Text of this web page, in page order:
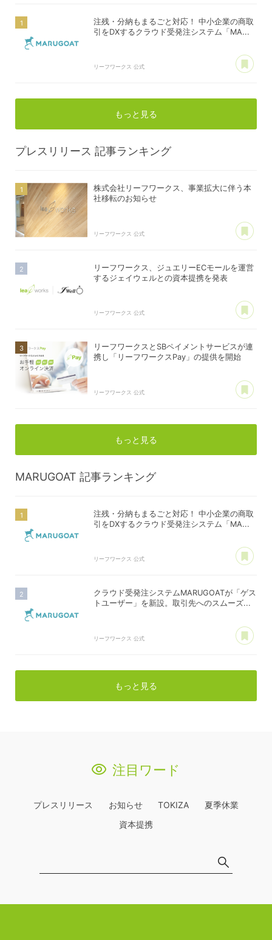
注残・分納もまるごと対応！ 中小企業の商取
引をDXするクラウド受発注システム「MA...
リーフワークス 公式
もっと見る
プレスリリース 記事ランキング
株式会社リーフワークス、事業拡大に伴う本
社移転のお知らせ
リーフワークス 公式
リーフワークス、ジュエリーECモールを運営
するジェイウェルとの資本提携を発表
リーフワークス 公式
リーフワークスとSBペイメントサービスが連
携し「リーフワークスPay」の提供を開始
リーフワークス 公式
もっと見る
MARUGOAT 記事ランキング
注残・分納もまるごと対応！ 中小企業の商取
引をDXするクラウド受発注システム「MA...
リーフワークス 公式
クラウド受発注システムMARUGOATが「ゲス
トユーザー」を新設。取引先へのスムーズ...
リーフワークス 公式
もっと見る
注目ワード
プレスリリース お知らせ TOKIZA
夏季休業
資本提携